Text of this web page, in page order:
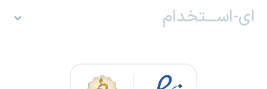
ای-اســـتخدام